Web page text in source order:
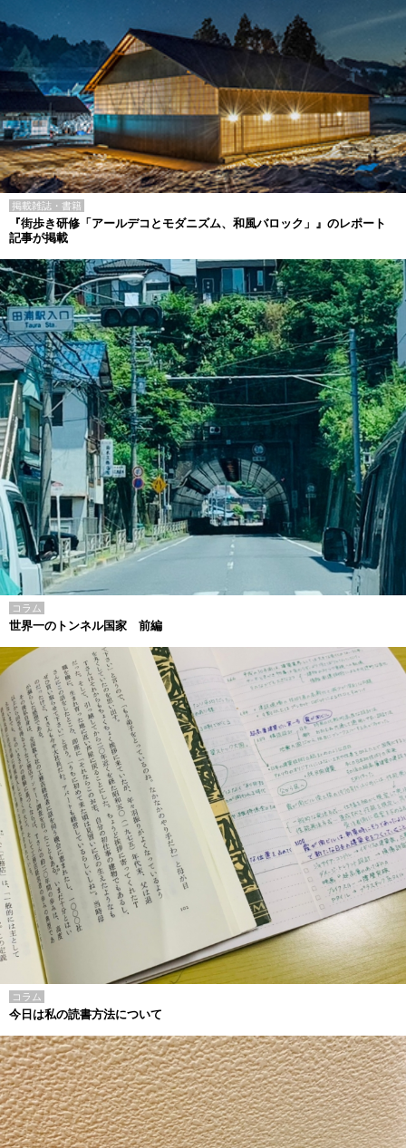
掲載雑誌・書籍
『街歩き研修「アールデコとモダニズム、和風バロック」』のレポート
記事が掲載
コラム
世界一のトンネル国家 前編
コラム
今日は私の読書方法について